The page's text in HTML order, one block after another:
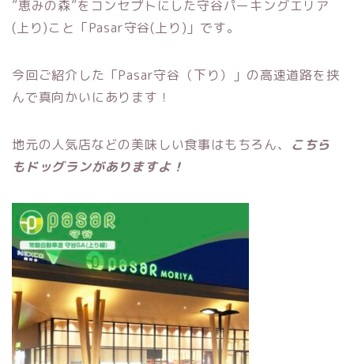
”恵みの森”をコンセプトにした守谷パーキングエリア
(上り)こと「Pasar守谷(上り)」です。
今回ご紹介した「Pasar守谷（下り）」の高速道路を挟
んで真向かいにあります！
地元の人気店などの美味しい食事はもちろん、 こちら
もドッグランがありますよ！